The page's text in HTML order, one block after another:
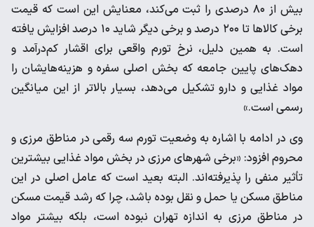
بیش از ۸۰ درصدی را ثبت می‌کند، معنایش این است که قیمت
برخی کالا‌ها تا ۲۰۰ درصد و برخی دیگر شاید ۱۰ درصد افزایش یافته
است. به همین دلیل، نرخ تورم واقعی برای اقشار کم‌درآمد و
دهک‌های پایین جامعه که بخش اصلی سفره و هزینه‌هایشان را
مواد غذایی و دارو تشکیل می‌دهد، بسیار بالاتر از این میانگین
رسمی است.»
وی در ادامه با اشاره به وضعیت تورم سه رقمی در مناطق مرزی و
محروم افزود: «برخی شهر‌های مرزی در بخش مواد غذایی بیشترین
تأثیر منفی را پذیرفته‌اند. البته بعید است که عامل اصلی در این
مناطق مسکن یا حمل و نقل بوده باشد، چرا که رشد قیمت مسکن
در مناطق مرزی به اندازه تهران نبوده است، بلکه بیشتر مواد